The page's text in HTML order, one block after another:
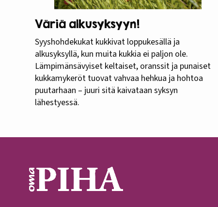
Väriä alkusyksyyn!
Syyshohdekukat kukkivat loppukesällä ja
alkusyksyllä, kun muita kukkia ei paljon ole.
Lämpimänsävyiset keltaiset, oranssit ja punaiset
kukkamykeröt tuovat vahvaa hehkua ja hohtoa
puutarhaan – juuri sitä kaivataan syksyn
lähestyessä.